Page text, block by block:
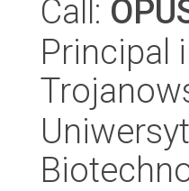
Call:
Principal